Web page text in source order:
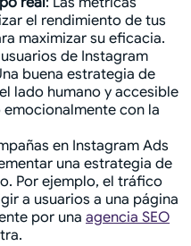
el rendimiento de tus
maximizar su eficacia.
usuarios de Instagram
buena estrategia de
lado humano y accesible
con la
en Instagram Ads
una estrategia de
Por ejemplo, el tráfico
a usuarios a una página
por una agencia SEO